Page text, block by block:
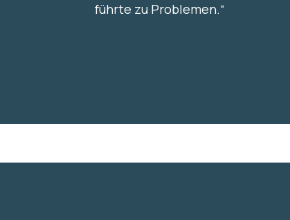
führte zu Problemen.“